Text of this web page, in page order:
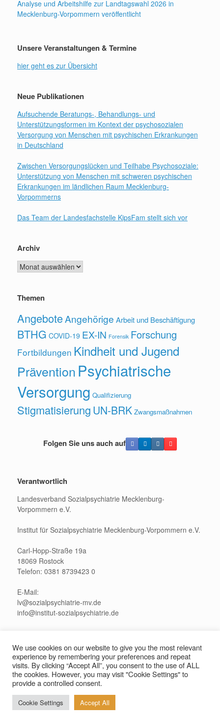
Analyse und Arbeitshilfe zur Landtagswahl 2026 in
Mecklenburg-Vorpommern veröffentlicht
Unsere Veranstaltungen & Termine
hier geht es zur Übersicht
Neue Publikationen
Aufsuchende Beratungs-, Behandlungs- und
Unterstützungsformen im Kontext der psychosozialen
Versorgung von Menschen mit psychischen Erkrankungen
in Deutschland
Zwischen Versorgungslücken und Teilhabe Psychosoziale:
Unterstützung von Menschen mit schweren psychischen
Erkrankungen im ländlichen Raum Mecklenburg-
Vorpommerns
Das Team der Landesfachstelle KipsFam stellt sich vor
Archiv
Archiv
Themen
AngeboteAngehörige Arbeit und Beschäftigung
BTHG COVID-19 EX-IN Forensik Forschung
Fortbildungen Kindheit und Jugend
PräventionPsychiatrische
Versorgung Qualifizierung
Stigmatisierung UN-BRK Zwangsmaßnahmen
Folgen Sie uns auch auf
Verantwortlich
Landesverband Sozialpsychiatrie Mecklenburg-
Vorpommern e.V.
Institut für Sozialpsychiatrie Mecklenburg-Vorpommern e.V.
Carl-Hopp-Straße 19a
18069 Rostock
Telefon: 0381 8739423 0
E-Mail:
lv@sozialpsychiatrie-mv.de
info@institut-sozialpsychiatrie.de
presse@sozialpsychiatrie-mv.de
Sozialpsychiatrie Mecklenburg-Vorpommern 2021
Datenschutzerklärung
We use cookies on our website to give you the most relevant
experience by remembering your preferences and repeat
visits. By clicking “Accept All”, you consent to the use of ALL
the cookies. However, you may visit "Cookie Settings" to
provide a controlled consent.
Cookie Settings Accept All